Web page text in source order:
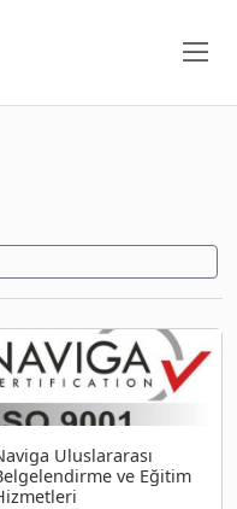
Uluslararası
ve Eğitim